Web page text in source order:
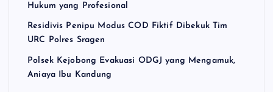
Hukum yang Profesional
Residivis Penipu Modus COD Fiktif Dibekuk Tim
URC Polres Sragen
Polsek Kejobong Evakuasi ODGJ yang Mengamuk,
Aniaya Ibu Kandung